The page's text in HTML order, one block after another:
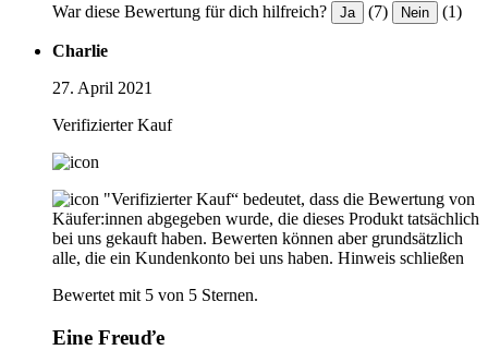
War diese Bewertung für dich hilfreich? Ja (7) Nein (1)
Charlie
27. April 2021
Verifizierter Kauf
"Verifizierter Kauf“ bedeutet, dass die Bewertung von
Käufer:innen abgegeben wurde, die dieses Produkt tatsächlich
bei uns gekauft haben. Bewerten können aber grundsätzlich
alle, die ein Kundenkonto bei uns haben. Hinweis schließen
Bewertet mit 5 von 5 Sternen.
Eine Freuďe